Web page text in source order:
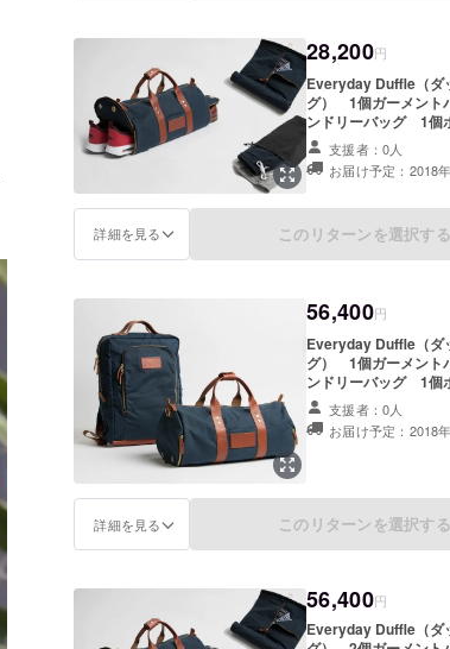
28,200円
Everyday Duffle（ダ
グ） 1個ガーメン
ンドリーバッグ 1
支援者：0人
お届け予定：2018
詳細を見る このリターンを選択する
56,400円
Everyday Duffle（ダ
グ） 1個ガーメン
ンドリーバッグ 1
Modern Day
パック） 1個
Briefcaseの詳細につ
支援者：0人
お届け予定：2018
詳細を見る このリターンを選択する
56,400円
Everyday Duffle（ダ